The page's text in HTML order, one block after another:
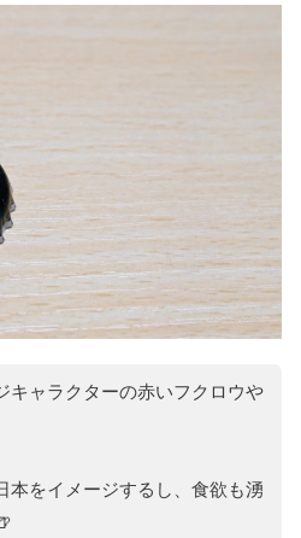
キャラクターの赤いフクロウや
本をイメージするし、食欲も湧